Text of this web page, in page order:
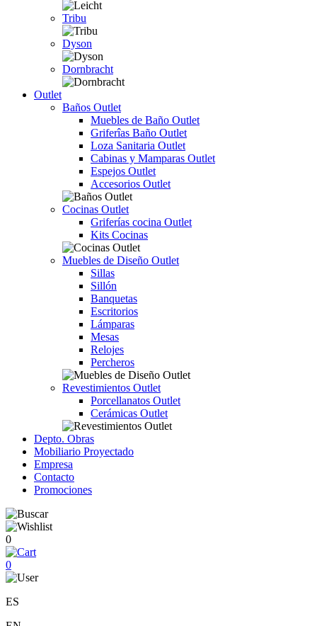
Tribu
Dyson
Dornbracht
Outlet
Baños Outlet
Muebles de Baño Outlet
Griferîas Baño Outlet
Loza Sanitaria Outlet
Cabinas y Mamparas Outlet
Espejos Outlet
Accesorios Outlet
Cocinas Outlet
Griferías cocina Outlet
Kits Cocinas
Muebles de Diseño Outlet
Sillas
Sillón
Banquetas
Escritorios
Lámparas
Mesas
Relojes
Percheros
Revestimientos Outlet
Porcellanatos Outlet
Cerámicas Outlet
Depto. Obras
Mobiliario Proyectado
Empresa
Contacto
Promociones
0
0
ES